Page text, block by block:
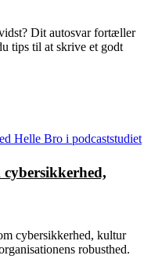
Dit autosvar fortæller
tips til at skrive et godt
cybersikkerhed,
cybersikkerhed, kultur
robusthed.